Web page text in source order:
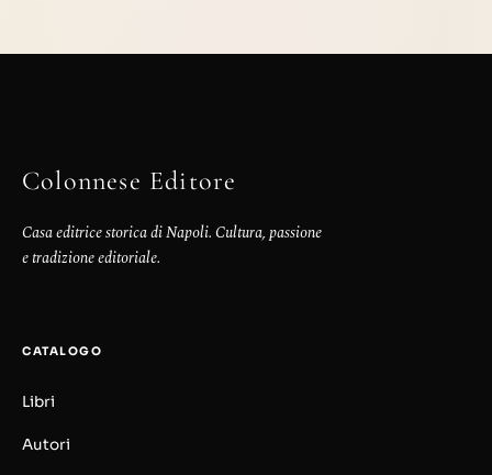
Colonnese Editore
Casa editrice storica di Napoli. Cultura, passione
e tradizione editoriale.
CATALOGO
Libri
Autori